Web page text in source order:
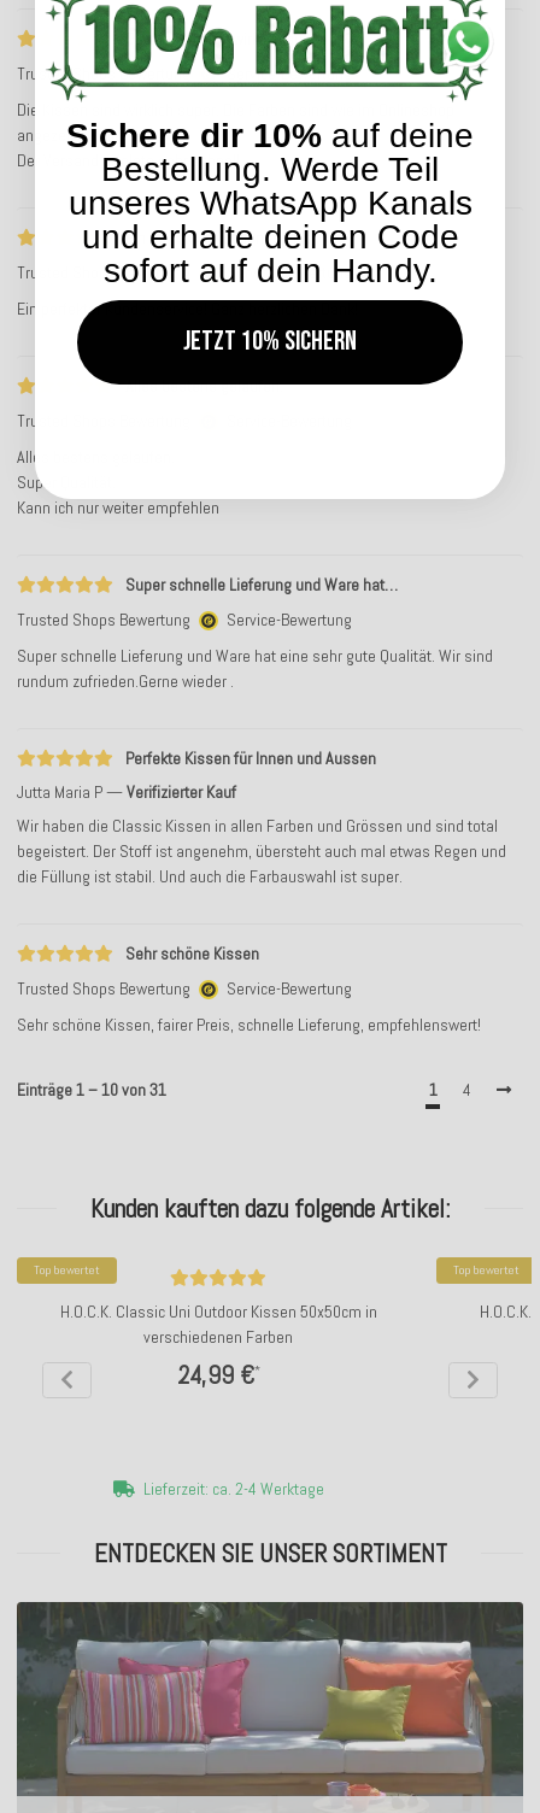
Die Kissen sind wirklich super
Trusted Shops Bewertung
Service-Bewertung
Die Kissen sind wirklich super. Die Farben sind wie im Onlineshop
angezeigt. Füllung ist gut.
Der Versand erfolgte sehr schnell.
Ein perfekter Kundenservice
Trusted Shops Bewertung
Service-Bewertung
Ein perfekter Kundenservice! Ganz herzlichen Dank!
Alles bestens gelaufen.
Trusted Shops Bewertung
Alles bestens gelaufen.
Super Qualität.
Kann ich nur weiter empfehlen
Super schnelle Lieferung und Ware hat…
Trusted Shops Bewertung
Service-Bewertung
Super schnelle Lieferung und Ware hat eine sehr gute Qualität. Wir sind
rundum zufrieden.Gerne wieder .
Perfekte Kissen für Innen und Aussen
Jutta Maria P
Verifizierter Kauf
Wir haben die Classic Kissen in allen Farben und Grössen und sind total
begeistert. Der Stoff ist angenehm, übersteht auch mal etwas Regen und
die Füllung ist stabil. Und auch die Farbauswahl ist super.
Sehr schöne Kissen
Trusted Shops Bewertung
Service-Bewertung
Sehr schöne Kissen, fairer Preis, schnelle Lieferung, empfehlenswert!
Einträge 1 – 10 von 31 1 4
Kunden kauften dazu folgende Artikel:
Top bewertet
H.O.C.K. Classic Uni Outdoor Kissen 50x50cm in
verschiedenen Farben
24,99 €*
Lieferzeit: ca. 2-4 Werktage
Top bewertet
ENTDECKEN SIE UNSER SORTIMENT
Sichere dir 10% auf deine
Bestellung. Werde Teil
unseres WhatsApp Kanals
und erhalte deinen Code
sofort auf dein Handy.
Jetzt 10% sichern